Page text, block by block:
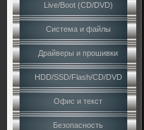
Live/Boot (CD/DVD)
Система и файлы
Драйверы и прошивки
HDD/SSD/Flash/CD/DVD
Офис и текст
Безопасность